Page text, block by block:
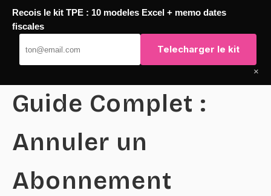
Passer
au
contenu
TaqTaq
Guide Complet :
Annuler un
Abonnement
Recois le kit TPE : 10 modeles Excel + memo dates
fiscales
Telecharger le kit
×